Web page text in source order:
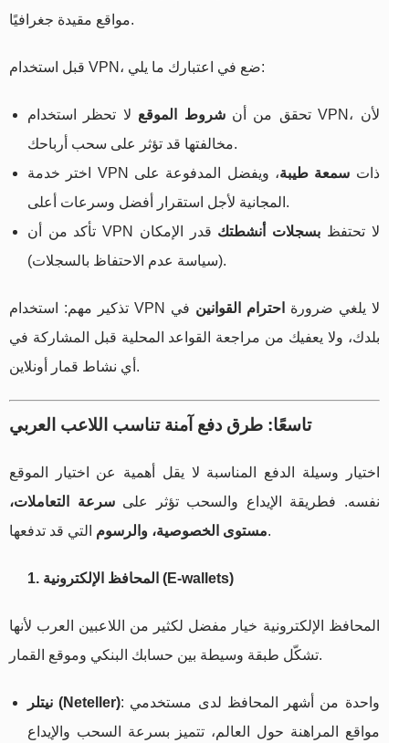
مواقع مقيدة جغرافيًا.
قبل استخدام VPN، ضع في اعتبارك ما يلي:
تحقق من أنشروط الموقع لا تحظر استخدام VPN، لأن
مخالفتها قد تؤثر على سحب أرباحك.
اختر خدمة VPN ذات سمعة طيبة، ويفضل المدفوعة على
المجانية لأجل استقرار أفضل وسرعات أعلى.
تأكد من أن VPN لا تحتفظ بسجلات أنشطتك قدر الإمكان
(سياسة عدم الاحتفاظ بالسجلات).
تذكير مهم: استخدام VPN لا يلغي ضرورة احترام القوانين في
بلدك، ولا يعفيك من مراجعة القواعد المحلية قبل المشاركة في
أي نشاط قمار أونلاين.
تاسعًا: طرق دفع آمنة تناسب اللاعب العربي
اختيار وسيلة الدفع المناسبة لا يقل أهمية عن اختيار الموقع
نفسه. فطريقة الإيداع والسحب تؤثر علىسرعة التعاملات،
مستوى الخصوصية، والرسومالتي قد تدفعها.
1. المحافظ الإلكترونية (E-wallets)
المحافظ الإلكترونية خيار مفضل لكثير من اللاعبين العرب لأنها
تشكّل طبقة وسيطة بين حسابك البنكي وموقع القمار.
نيتلر (Neteller): واحدة من أشهر المحافظ لدى مستخدمي
مواقع المراهنة حول العالم، تتميز بسرعة السحب والإيداع